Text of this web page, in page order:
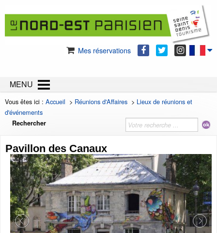
Mes réservations
MENU
Vous êtes ici : Accueil > Réunions d'Affaires > Lieux de réunions et
d'événements
Rechercher
Pavillon des Canaux